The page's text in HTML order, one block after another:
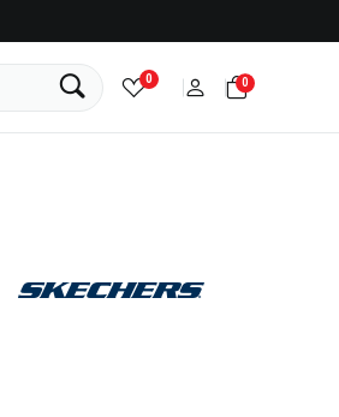
0 0